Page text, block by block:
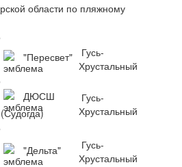
области по пляжному
"Пересвет"
Гусь-
Хрустальный
ДЮСШ
(Судогда)
Гусь-
Хрустальный
"Дельта"
Гусь-
Хрустальный